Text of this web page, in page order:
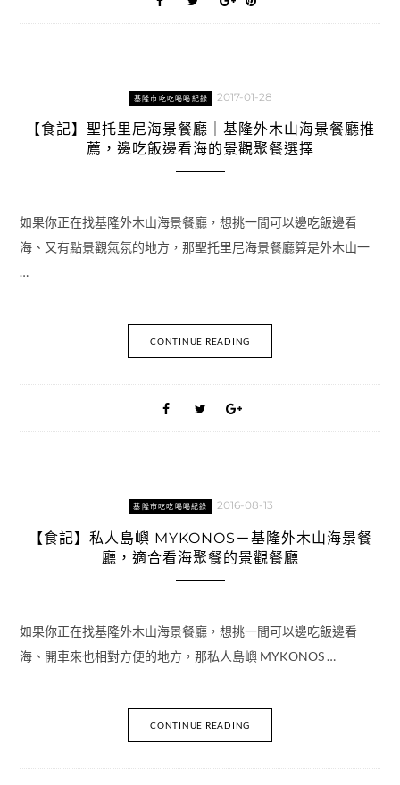
基隆市吃吃喝喝紀錄 2017-01-28
【食記】聖托里尼海景餐廳｜基隆外木山海景餐廳推
薦，邊吃飯邊看海的景觀聚餐選擇
如果你正在找基隆外木山海景餐廳，想挑一間可以邊吃飯邊看
海、又有點景觀氣氛的地方，那聖托里尼海景餐廳算是外木山一
…
CONTINUE READING
基隆市吃吃喝喝紀錄 2016-08-13
【食記】私人島嶼 MYKONOS－基隆外木山海景餐
廳，適合看海聚餐的景觀餐廳
如果你正在找基隆外木山海景餐廳，想挑一間可以邊吃飯邊看
海、開車來也相對方便的地方，那私人島嶼 MYKONOS …
CONTINUE READING